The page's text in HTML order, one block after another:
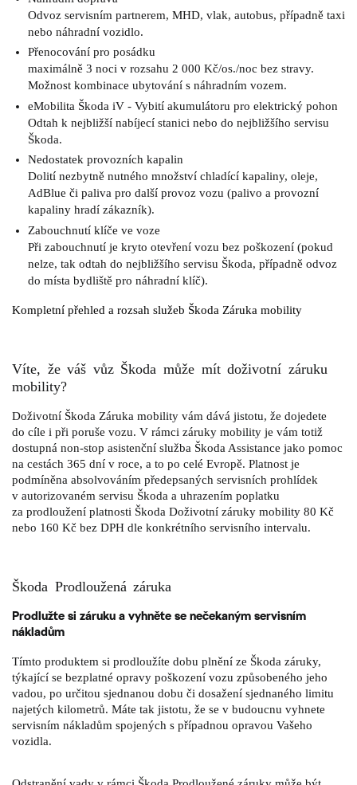
Odvoz servisním partnerem, MHD, vlak, autobus, případně taxi
nebo náhradní vozidlo.
Přenocování pro posádku
maximálně 3 noci v rozsahu 2 000 Kč/os./noc bez stravy.
Možnost kombinace ubytování s náhradním vozem.
eMobilita Škoda iV - Vybití akumulátoru pro elektrický pohon
Odtah k nejbližší nabíjecí stanici nebo do nejbližšího servisu
Škoda.
Nedostatek provozních kapalin
Dolití nezbytně nutného množství chladící kapaliny, oleje,
AdBlue či paliva pro další provoz vozu (palivo a provozní
kapaliny hradí zákazník).
Zabouchnutí klíče ve voze
Při zabouchnutí je kryto otevření vozu bez poškození (pokud
nelze, tak odtah do nejbližšího servisu Škoda, případně odvoz
do místa bydliště pro náhradní klíč).
Kompletní přehled a rozsah služeb Škoda Záruka mobility
Víte, že váš vůz Škoda může mít doživotní záruku
mobility?
Doživotní Škoda Záruka mobility vám dává jistotu, že dojedete
do cíle i při poruše vozu. V rámci záruky mobility je vám totiž
dostupná non-stop asistenční služba Škoda Assistance jako pomoc
na cestách 365 dní v roce, a to po celé Evropě. Platnost je
podmíněna absolvováním předepsaných servisních prohlídek
v autorizovaném servisu Škoda a uhrazením poplatku
za prodloužení platnosti Škoda Doživotní záruky mobility 80 Kč
nebo 160 Kč bez DPH dle konkrétního servisního intervalu.
Škoda Prodloužená záruka
Prodlužte si záruku a vyhněte se nečekaným servisním
nákladům
Tímto produktem si prodloužíte dobu plnění ze Škoda záruky,
týkající se bezplatné opravy poškození vozu způsobeného jeho
vadou, po určitou sjednanou dobu či dosažení sjednaného limitu
najetých kilometrů. Máte tak jistotu, že se v budoucnu vyhnete
servisním nákladům spojených s případnou opravou Vašeho
vozidla.